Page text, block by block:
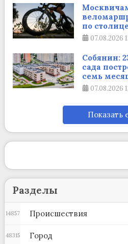
по
07.08.2026
Собянин:
сада
семь
07.08.2026
Показать
Разделы
Происшествия
14857
Город
48315